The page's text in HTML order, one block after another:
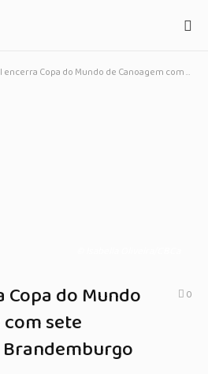
Copa do Mundo de Canoagem com sete medalhas em Brandemburgo
do Mundo
sete
0